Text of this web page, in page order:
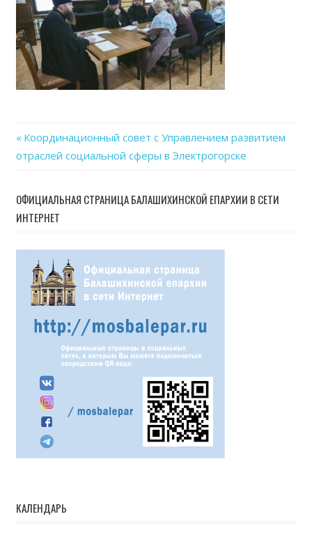
Навигация
записям
Previous
Post:
Координационный совет с Управлением развитием
отраслей социальной сферы в Электрогорске
ОФИЦИАЛЬНАЯ СТРАНИЦА БАЛАШИХИНСКОЙ ЕПАРХИИ В СЕТИ
ИНТЕРНЕТ
КАЛЕНДАРЬ